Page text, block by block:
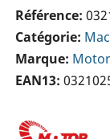
Référence
Catégorie
Marque
EAN13